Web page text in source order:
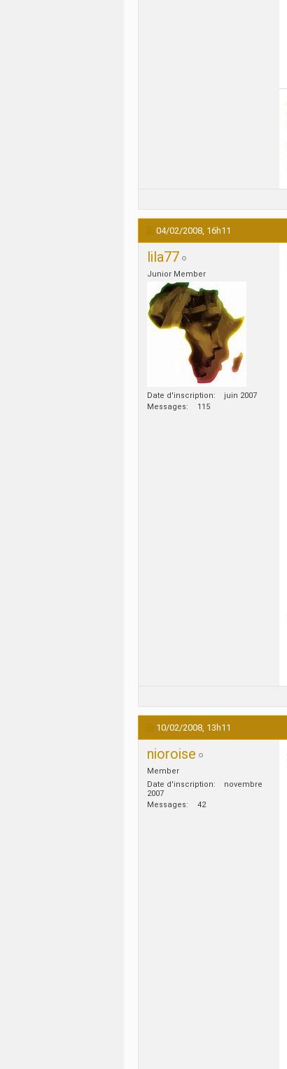
04/02/2008, 16h11
lila77
Junior Member
Date d'inscription
juin 2007
Messages
115
10/02/2008, 13h11
nioroise
Member
Date d'inscription
novembre
2007
Messages
42